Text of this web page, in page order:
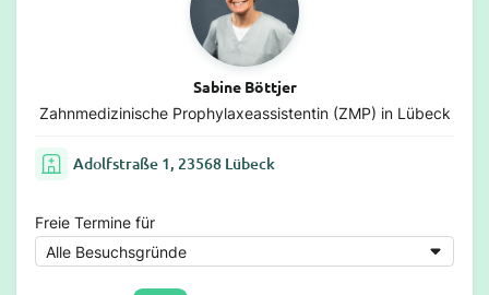
Sabine Böttjer
Zahnmedizinische Prophylaxeassistentin (ZMP) in Lübeck
Adolfstraße 1, 23568 Lübeck
Freie Termine für